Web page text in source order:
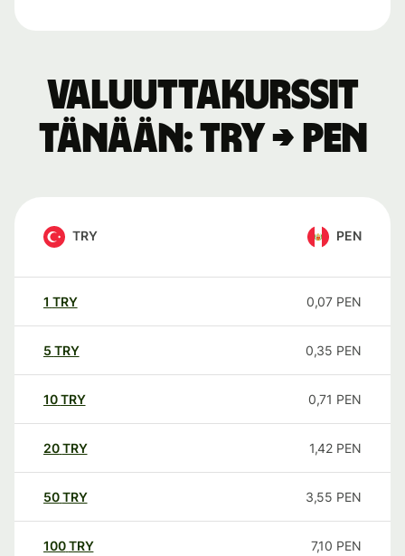
Valuuttakurssit
tänään: TRY → PEN
TRY PEN
1 TRY 0,07 PEN
5 TRY 0,35 PEN
10TRY 0,71 PEN
20TRY 1,42 PEN
50TRY 3,55 PEN
100TRY 7,10 PEN